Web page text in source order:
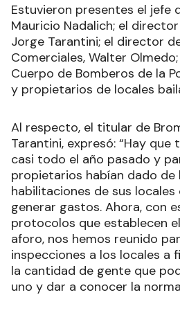
Estuvieron presentes el jefe
Mauricio Nadalich; el
Jorge Tarantini; el director
Comerciales, Walter
Cuerpo de Bomberos de la
y propietarios de locales
Al respecto, el titular de
Tarantini, expresó: “Hay
casi todo el año pasado y
propietarios habían dado de
habilitaciones de sus
generar gastos. Ahora, con
protocolos que establecen
aforo, nos hemos reunido
inspecciones a los locales a
la cantidad de gente que
uno y dar a conocer la